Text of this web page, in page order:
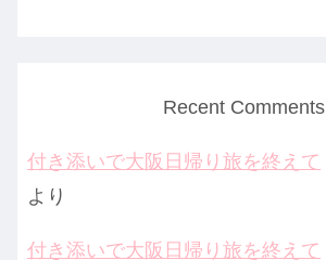
Recent Comments
付き添いで大阪日帰り旅を終えて
より
付き添いで大阪日帰り旅を終えて